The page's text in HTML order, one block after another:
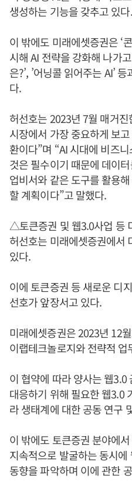
생성하는 기능을 갖추고 있다.
이 밖에도 미래에셋증권은 ‘
시해 AI 전략을 강화해 나가
은?’, ’어닝콜 읽어주는 AI’
다.
허선호는 2023년 7월 매거
시장에서 가장 중요하게 보
환이다”며 “AI 시대에 비즈
것은 필수이기 때문에 데이
업비서와 같은 도구를 활용
할 계획이다”고 말했다.
△토큰증권 및 웹3.0사업 등
허선호는 미래에셋증권에서
있다.
이에 토큰증권 등 새로운 디
선호가 앞장서고 있다.
미래에셋증권은 2023년 12
이랩테크놀로지와 전략적
이 협약에 따라 양사는 웹3.0
대응하기 위해 필요한 웹3.0
라 생태계에 대한 공동 연구
이 밖에도 토큰증권 분야에
지속적으로 발굴하는 동시
동향을 파악하며 이에 관한